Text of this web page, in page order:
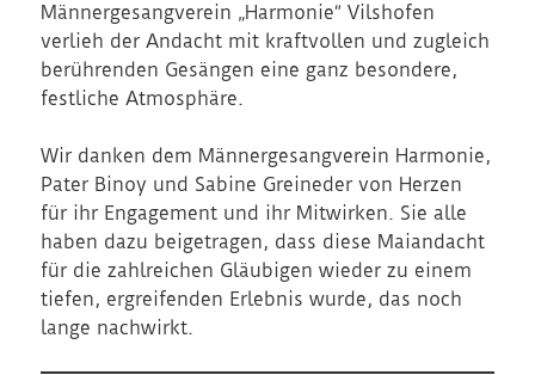
Männergesangverein „Harmonie“ Vilshofen
verlieh der Andacht mit kraftvollen und zugleich
berührenden Gesängen eine ganz besondere,
festliche Atmosphäre.
Wir danken dem Männergesangverein Harmonie,
Pater Binoy und Sabine Greineder von Herzen
für ihr Engagement und ihr Mitwirken. Sie alle
haben dazu beigetragen, dass diese Maiandacht
für die zahlreichen Gläubigen wieder zu einem
tiefen, ergreifenden Erlebnis wurde, das noch
lange nachwirkt.